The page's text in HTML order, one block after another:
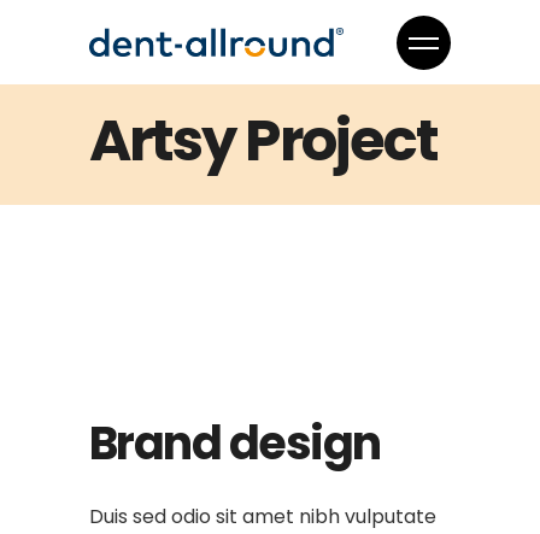
Artsy Project
Brand design
Duis sed odio sit amet nibh vulputate